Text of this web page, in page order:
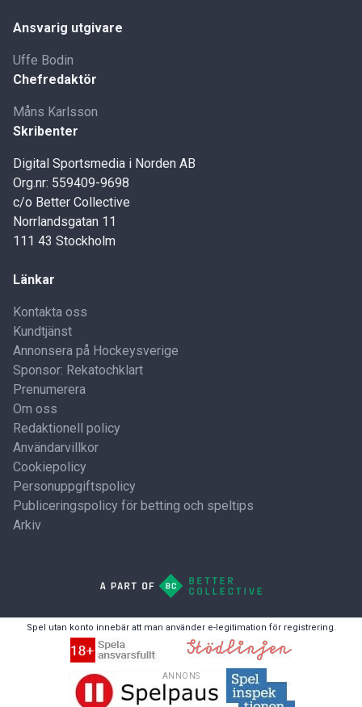
ANNONS
Ansvarig utgivare
Uffe Bodin
Chefredaktör
Måns Karlsson
Skribenter
Digital Sportsmedia i Norden AB
Org.nr: 559409-9698
c/o Better Collective
Norrlandsgatan 11
111 43 Stockholm
Länkar
Kontakta oss
Kundtjänst
Annonsera på Hockeysverige
Sponsor: Rekatochklart
Prenumerera
Om oss
Redaktionell policy
Användarvillkor
Cookiepolicy
Personuppgiftspolicy
Publiceringspolicy för betting och speltips
Arkiv
Spel utan konto innebär att man använder e-legitimation för registrering.